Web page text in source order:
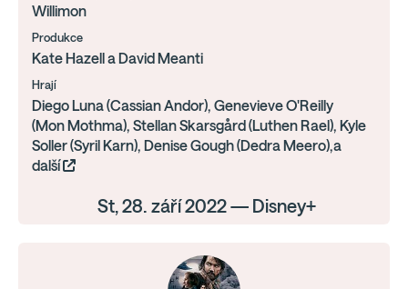
Willimon
Produkce
Kate Hazell a David Meanti
Hrají
Diego Luna (Cassian Andor), Genevieve O'Reilly
(Mon Mothma), Stellan Skarsgård (Luthen Rael), Kyle
Soller (Syril Karn), Denise Gough (Dedra Meero),a
další
St, 28. září 2022 — Disney+